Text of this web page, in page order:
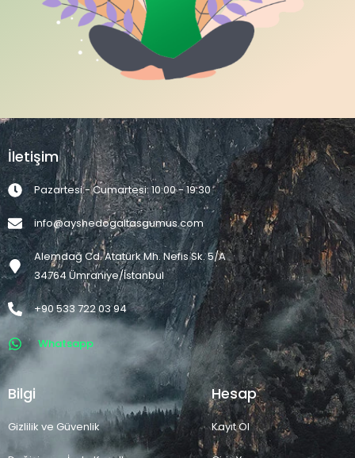
İletişim
Pazartesi - Cumartesi: 10:00 - 19:30
info@ayshedogaltasgumus.com
Alemdağ Cd. Atatürk Mh. Nefis Sk. 5/A
34764 Ümraniye/İstanbul
+90 533 722 03 94
Whatsapp
Bilgi
Gizlilik ve Güvenlik
Hesap
Kayıt Ol